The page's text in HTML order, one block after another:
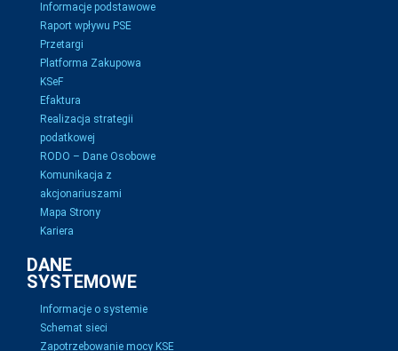
Informacje podstawowe
Raport wpływu PSE
Przetargi
Platforma Zakupowa
KSeF
Efaktura
Realizacja strategii
podatkowej
RODO – Dane Osobowe
Komunikacja z
akcjonariuszami
Mapa Strony
Kariera
DANE
SYSTEMOWE
Informacje o systemie
Schemat sieci
Zapotrzebowanie mocy KSE